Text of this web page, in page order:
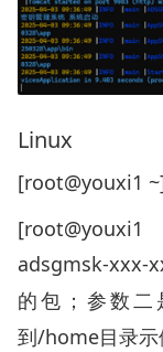
Linux
[root@youxi1
adsgmsk-xxx-
的包；参数二
到 /home目录